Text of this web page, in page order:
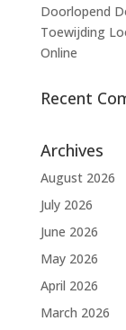
Doorlopend
Toewijding
Online
Recent
Archives
August 2026
July 2026
June 2026
May 2026
April 2026
March 2026